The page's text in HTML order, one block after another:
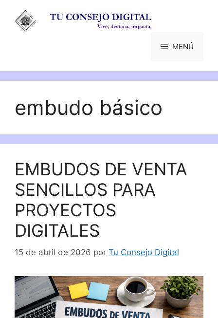
contenido
MENÚ
embudo básico
EMBUDOS DE VENTA
SENCILLOS PARA
PROYECTOS
DIGITALES
15 de abril de 2026 por Tu Consejo Digital